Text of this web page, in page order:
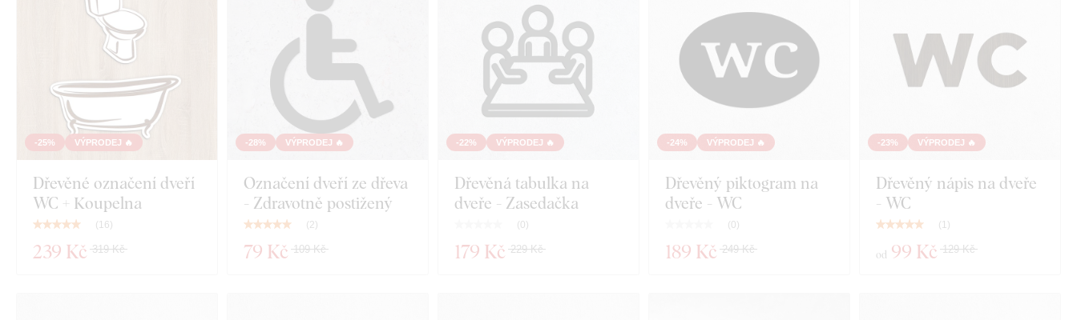
-25% VÝPRODEJ 🔥
Dřevěné označení dveří
WC + Koupelna
(16)
239 Kč 319 Kč
-28% VÝPRODEJ 🔥
Označení dveří ze dřeva
- Zdravotně postižený
(2)
79 Kč 109 Kč
-22% VÝPRODEJ 🔥
Dřevěná tabulka na
dveře - Zasedačka
( 0)
179 Kč 229 Kč
-24% VÝPRODEJ 🔥
Dřevěný piktogram na
dveře - WC
( 0)
189 Kč 249 Kč
-23% VÝPRODEJ 🔥
Dřevěný nápis na dveře
- WC
(1)
od 99 Kč 129 Kč